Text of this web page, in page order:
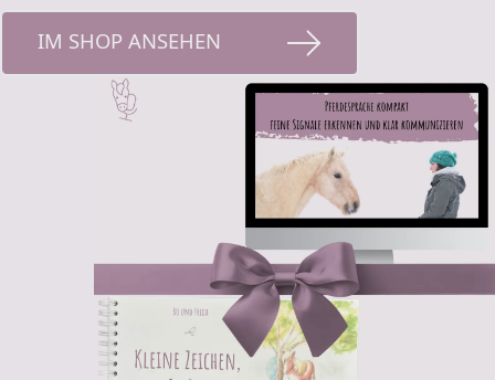
IM SHOP ANSEHEN